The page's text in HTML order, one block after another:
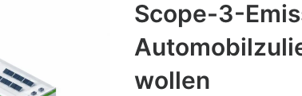
Scope-3-
wollen